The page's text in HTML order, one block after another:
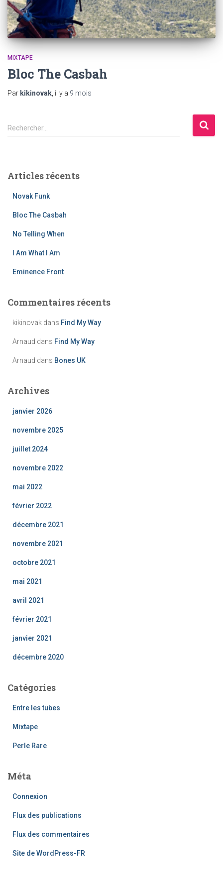
MIXTAPE
Bloc The Casbah
Par kikinovak , il y a 9 mois
R
e
r
Rechercher…
Articles récents
Novak Funk
Bloc The Casbah
No Telling When
I Am What I Am
Eminence Front
Commentaires récents
kikinovak dans Find My Way
Arnaud dans Find My Way
Arnaud dans Bones UK
Archives
janvier 2026
novembre 2025
juillet 2024
novembre 2022
mai 2022
février 2022
décembre 2021
novembre 2021
octobre 2021
mai 2021
avril 2021
février 2021
janvier 2021
décembre 2020
Catégories
Entre les tubes
Mixtape
Perle Rare
Méta
Connexion
Flux des publications
Flux des commentaires
Site de WordPress-FR